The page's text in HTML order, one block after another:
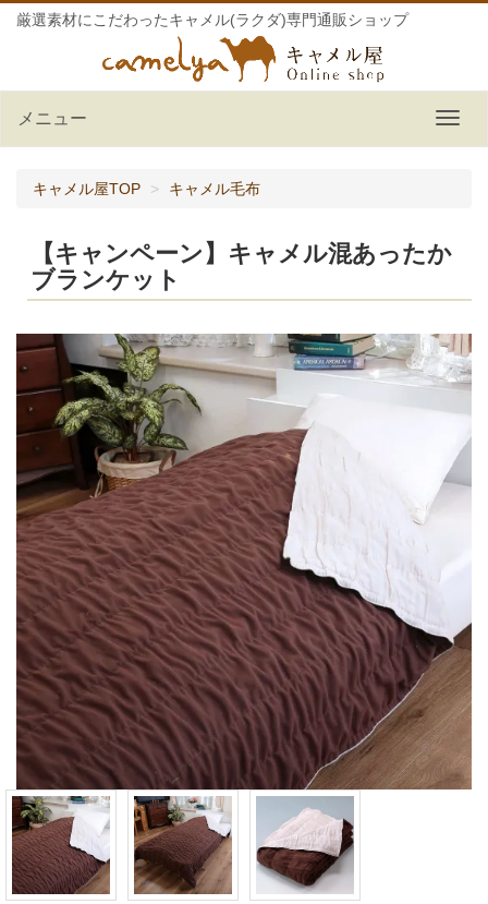
厳選素材にこだわったキャメル(ラクダ)専門通販ショップ
メニュー
キャメル屋TOP キャメル毛布
【キャンペーン】キャメル混あったか
ブランケット